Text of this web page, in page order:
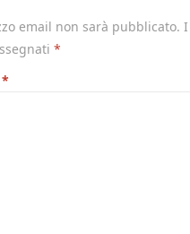
email non sarà pubblicato.
*
*